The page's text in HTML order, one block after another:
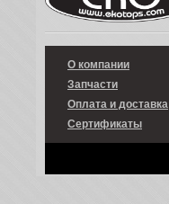
О компании
Запчасти
Оплата и доставка
Сертификаты